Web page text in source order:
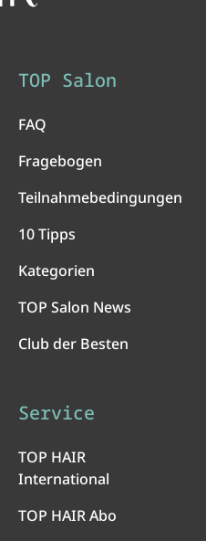
TOP Salon
FAQ
Fragebogen
Teilnahmebedingungen
10 Tipps
Kategorien
TOP Salon News
Club der Besten
Service
TOP HAIR
International
TOP HAIR Abo